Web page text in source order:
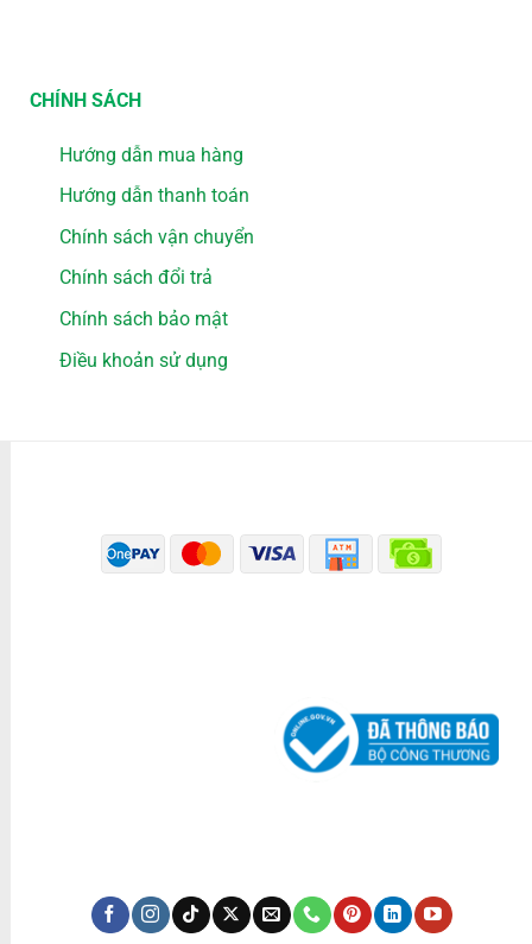
CHÍNH SÁCH
Hướng dẫn mua hàng
Hướng dẫn thanh toán
Chính sách vận chuyển
Chính sách đổi trả
Chính sách bảo mật
Điều khoản sử dụng